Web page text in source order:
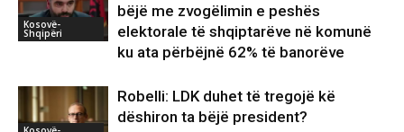
Kosovë-
Shqipëri
bëjë me zvogëlimin e peshës
elektorale të shqiptarëve në komunë
ku ata përbëjnë 62% të banorëve
Robelli: LDK duhet të tregojë kë
dëshiron ta bëjë president?